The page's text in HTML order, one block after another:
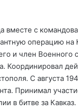
вместе с
операцию
и член Военного
Координировал
С августа
Принимал
в битве за Кавказ.